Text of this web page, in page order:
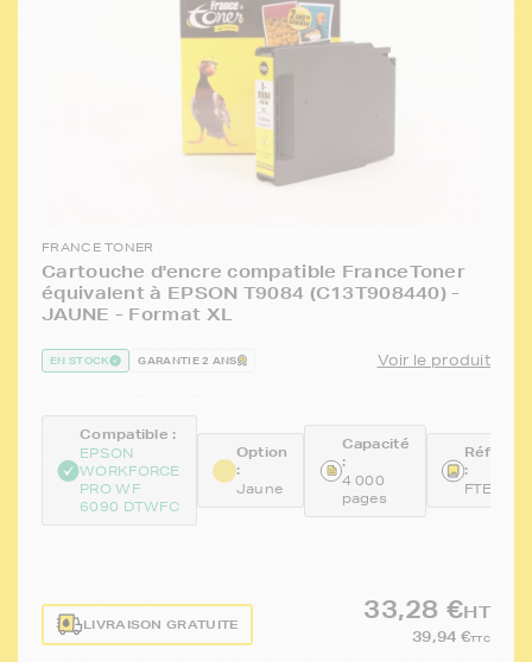
FRANCE TONER
Cartouche d'encre compatible FranceToner
équivalent à EPSON T9084 (C13T908440) -
JAUNE - Format XL
EN STOCK GARANTIE 2 ANS Voir le produit
Compatible :
EPSON
WORKFORCE
PRO WF
6090 DTWFC
Option
:
Jaune
Capacité
:
4 000
pages
:
LIVRAISON GRATUITE
33,28 €HT
39,94 €TTC